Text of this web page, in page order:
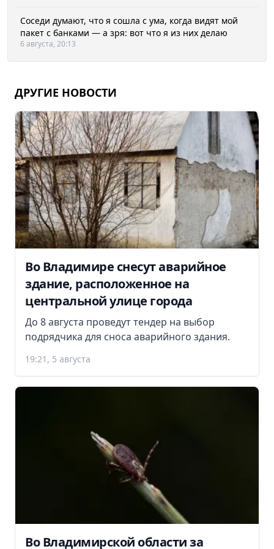
Соседи думают, что я сошла с ума, когда видят мой
пакет с банками — а зря: вот что я из них делаю
6 августа, 20:13
ДРУГИЕ НОВОСТИ
Во Владимире снесут аварийное
здание, расположенное на
центральной улице города
До 8 августа проведут тендер на выбор
подрядчика для сноса аварийного здания.
19:21, 5 августа
Во Владимирской области за